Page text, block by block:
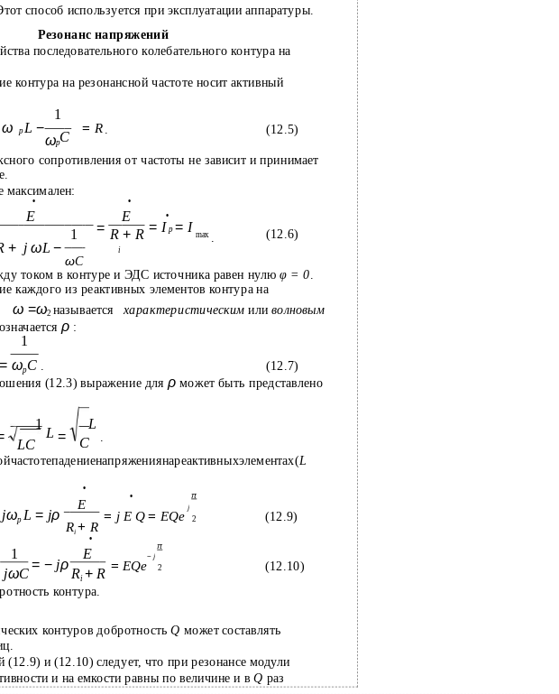
способ используется при эксплуатации аппаратуры.
Резонанс напряжений
последовательного колебательного контура на
контура на резонансной частоте носит активный
1
ω pL − =R. (12.5)
ωpC
сопротивления от частоты не зависит и принимает
максимален:
• •
E
=
E
= I
•
p= I
1 R + R max (12.6)
+ jωL− i
ωC
током в контуре и ЭДС источника равен нулюφ = 0
каждого из реактивных элементов контура на
ω =ω2 называется характеристическимиливолновым
ρ :
1
= . (12.7)
ωpC
(12.3) выражение для ρможет быть представлено
LC
1
L = C
L
L
•
π
E •
jωpL = jρ = j E Q= EQe
j
2 (12.9)
Ri + R
•
π
1
= − jρ
E
= EQe
− j
2 (12.10)
jωC Ri+ R
контура.
контуров добротностьQ может составлять
и (12.10) следует, что при резонансе модули
и на емкости равны по величине и вQ раз